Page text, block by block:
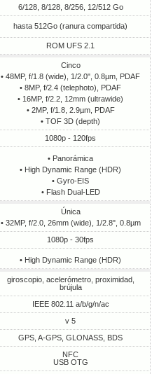
6/128, 8/128, 8/256, 12/512 Go
hasta 512Go (ranura compartida)
ROM UFS 2.1
Cinco
• 48MP, f/1.8 (wide), 1/2.0", 0.8µm, PDAF
• 8MP, f/2.4 (telephoto), PDAF
• 16MP, f/2.2, 12mm (ultrawide)
• 2MP, f/1.8, 2.9µm, PDAF
• TOF 3D (depth)
1080p - 120fps
• Panorámica
• High Dynamic Range (HDR)
• Gyro-EIS
• Flash Dual-LED
Única
• 32MP, f/2.0, 26mm (wide), 1/2.8", 0.8µm
1080p - 30fps
• High Dynamic Range (HDR)
giroscopio, acelerómetro, proximidad,
brújula
IEEE 802.11 a/b/g/n/ac
v 5
GPS, A-GPS, GLONASS, BDS
NFC
USB OTG